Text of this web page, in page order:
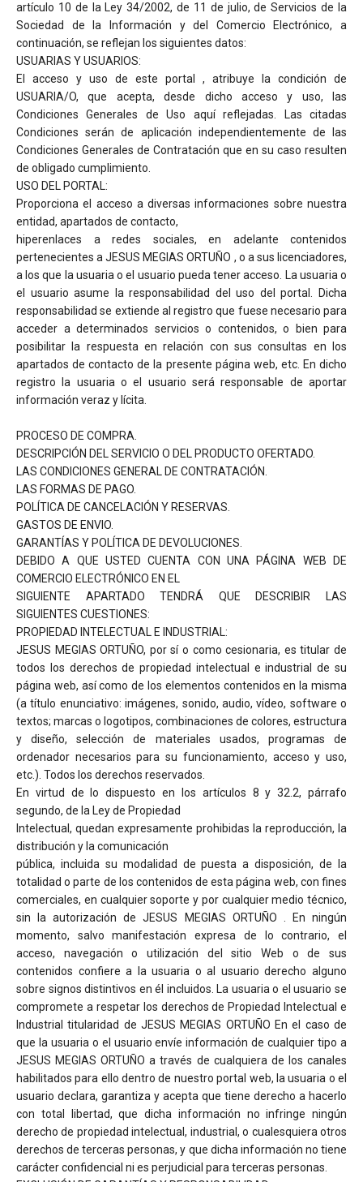
artículo 10 de la Ley 34/2002, de 11 de julio, de Servicios de la
Sociedad de la Información y del Comercio Electrónico, a
continuación, se reflejan los siguientes datos:
USUARIAS Y USUARIOS:
El acceso y uso de este portal , atribuye la condición de
USUARIA/O, que acepta, desde dicho acceso y uso, las
Condiciones Generales de Uso aquí reflejadas. Las citadas
Condiciones serán de aplicación independientemente de las
Condiciones Generales de Contratación que en su caso resulten
de obligado cumplimiento.
USO DEL PORTAL:
Proporciona el acceso a diversas informaciones sobre nuestra
entidad, apartados de contacto,
hiperenlaces a redes sociales, en adelante contenidos
pertenecientes a JESUS MEGIAS ORTUÑO , o a sus licenciadores,
a los que la usuaria o el usuario pueda tener acceso. La usuaria o
el usuario asume la responsabilidad del uso del portal. Dicha
responsabilidad se extiende al registro que fuese necesario para
acceder a determinados servicios o contenidos, o bien para
posibilitar la respuesta en relación con sus consultas en los
apartados de contacto de la presente página web, etc. En dicho
registro la usuaria o el usuario será responsable de aportar
información veraz y lícita.
PROCESO DE COMPRA.
DESCRIPCIÓN DEL SERVICIO O DEL PRODUCTO OFERTADO.
LAS CONDICIONES GENERAL DE CONTRATACIÓN.
LAS FORMAS DE PAGO.
POLÍTICA DE CANCELACIÓN Y RESERVAS.
GASTOS DE ENVIO.
GARANTÍAS Y POLÍTICA DE DEVOLUCIONES.
DEBIDO A QUE USTED CUENTA CON UNA PÁGINA WEB DE
COMERCIO ELECTRÓNICO EN EL
SIGUIENTE APARTADO TENDRÁ QUE DESCRIBIR LAS
SIGUIENTES CUESTIONES:
PROPIEDAD INTELECTUAL E INDUSTRIAL:
JESUS MEGIAS ORTUÑO, por sí o como cesionaria, es titular de
todos los derechos de propiedad intelectual e industrial de su
página web, así como de los elementos contenidos en la misma
(a título enunciativo: imágenes, sonido, audio, vídeo, software o
textos; marcas o logotipos, combinaciones de colores, estructura
y diseño, selección de materiales usados, programas de
ordenador necesarios para su funcionamiento, acceso y uso,
etc.). Todos los derechos reservados.
En virtud de lo dispuesto en los artículos 8 y 32.2, párrafo
segundo, de la Ley de Propiedad
Intelectual, quedan expresamente prohibidas la reproducción, la
distribución y la comunicación
pública, incluida su modalidad de puesta a disposición, de la
totalidad o parte de los contenidos de esta página web, con fines
comerciales, en cualquier soporte y por cualquier medio técnico,
sin la autorización de JESUS MEGIAS ORTUÑO . En ningún
momento, salvo manifestación expresa de lo contrario, el
acceso, navegación o utilización del sitio Web o de sus
contenidos confiere a la usuaria o al usuario derecho alguno
sobre signos distintivos en él incluidos. La usuaria o el usuario se
compromete a respetar los derechos de Propiedad Intelectual e
Industrial titularidad de JESUS MEGIAS ORTUÑO En el caso de
que la usuaria o el usuario envíe información de cualquier tipo a
JESUS MEGIAS ORTUÑO a través de cualquiera de los canales
habilitados para ello dentro de nuestro portal web, la usuaria o el
usuario declara, garantiza y acepta que tiene derecho a hacerlo
con total libertad, que dicha información no infringe ningún
derecho de propiedad intelectual, industrial, o cualesquiera otros
derechos de terceras personas, y que dicha información no tiene
carácter confidencial ni es perjudicial para terceras personas.